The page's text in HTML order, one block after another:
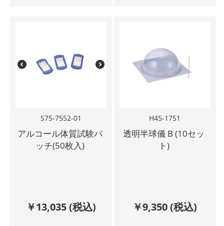
S75-7552-01
アルコール体質試験パ
ッチ(50枚入)
￥13,035(税込)
H45-1751
透明半球儀 B (10セッ
ト)
￥9,350(税込)